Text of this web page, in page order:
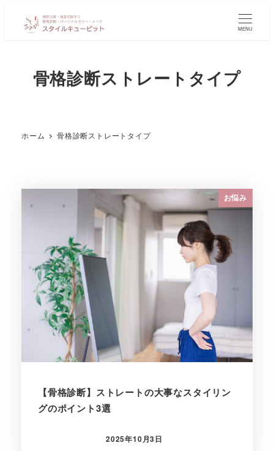
MENU
骨格診断ストレートタイプ
ホーム 骨格診断ストレートタイプ
お悩み
【骨格診断】ストレートの大事なスタイリン
グのポイント3選
投稿日
2025年10月3日